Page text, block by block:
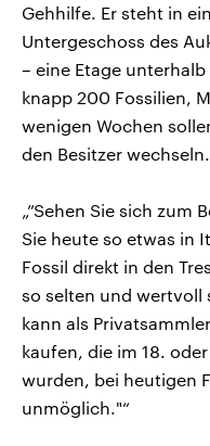
Gehhilfe. Er steht in
Untergeschoss des
– eine Etage
knapp 200 Fossilien,
wenigen Wochen
den Besitzer
„”Sehen Sie sich zum
Sie heute so etwas in
Fossil direkt in den
so selten und wertvoll
kann als
kaufen, die im 18.
wurden, bei heutigen
unmöglich."“